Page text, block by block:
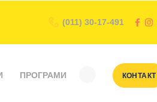
(011) 30-17-491
ПРОГРАМИ КОНТАКТ